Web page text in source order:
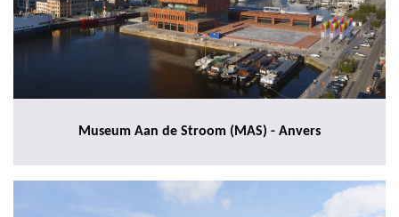
Museum Aan de Stroom (MAS) - Anvers